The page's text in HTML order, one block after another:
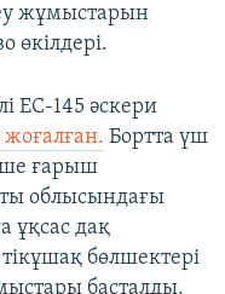
жұмыстарын
өкілдері.
EC-145 әскери
Бортта үш
ғарыш
облысындағы
ұқсас дақ
бөлшектері
басталды.